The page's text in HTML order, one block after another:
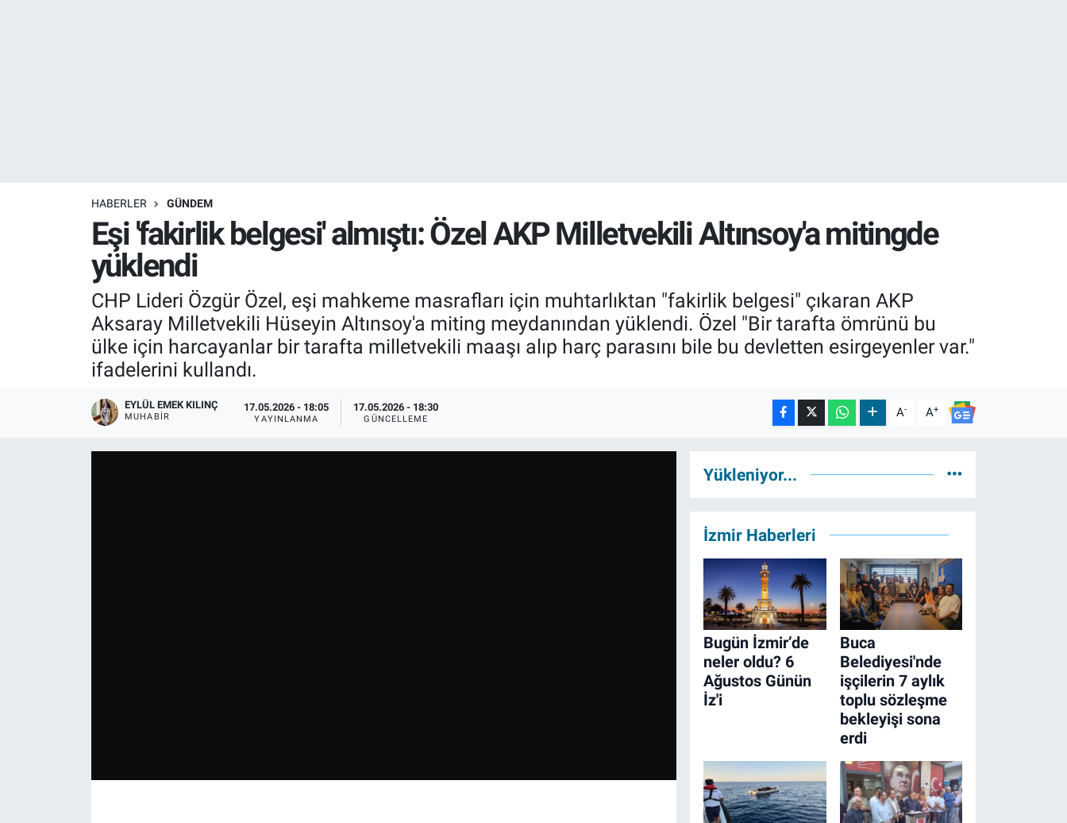
HABERLER GÜNDEM
Eşi 'fakirlik belgesi' almıştı: Özel AKP Milletvekili Altınsoy'a mitingde
yüklendi
CHP Lideri Özgür Özel, eşi mahkeme masrafları için muhtarlıktan "fakirlik belgesi" çıkaran AKP
Aksaray Milletvekili Hüseyin Altınsoy'a miting meydanından yüklendi. Özel "Bir tarafta ömrünü bu
ülke için harcayanlar bir tarafta milletvekili maaşı alıp harç parasını bile bu devletten esirgeyenler var."
ifadelerini kullandı.
EYLÜL EMEK KILINÇ
MUHABIR
17.05.2026 - 18:05
YAYINLANMA
17.05.2026 - 18:30
GÜNCELLEME A- A+
Yükleniyor...
İzmir Haberleri
Bugün İzmir’de
neler oldu? 6
Ağustos Günün
İz'i
Buca
Belediyesi'nde
işçilerin 7 aylık
toplu sözleşme
bekleyişi sona
erdi